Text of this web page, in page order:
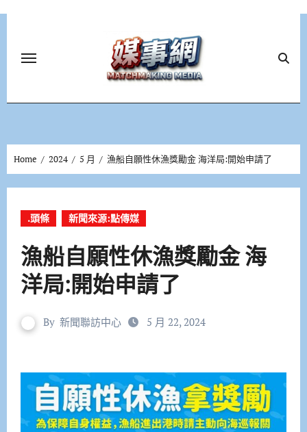
Home 2024 5 月 漁船自願性休漁獎勵金 海洋局:開始申請了
.頭條 新聞來源:點傳媒
漁船自願性休漁獎勵金 海
洋局:開始申請了
By 新聞聯訪中心 5 月 22, 2024